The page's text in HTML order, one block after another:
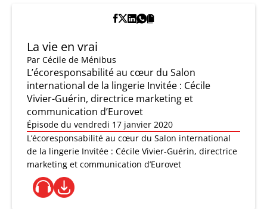
La vie en vrai
Par Cécile de Ménibus
L’écoresponsabilité au cœur du Salon
international de la lingerie Invitée : Cécile
Vivier-Guérin, directrice marketing et
communication d’Eurovet
Épisode du vendredi 17 janvier 2020
L’écoresponsabilité au cœur du Salon international
de la lingerie Invitée : Cécile Vivier-Guérin, directrice
marketing et communication d’Eurovet